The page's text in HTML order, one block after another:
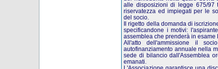
alle disposizioni di legge 675/97
riservatezza ed impiegati per le
del socio.
Il rigetto della domanda di
specificandone i motivi:
assemblea che prenderà in
All'atto dell'ammissione il
autofinanziamento annuale nella
sede di bilancio dall'Assemblea
emanati.